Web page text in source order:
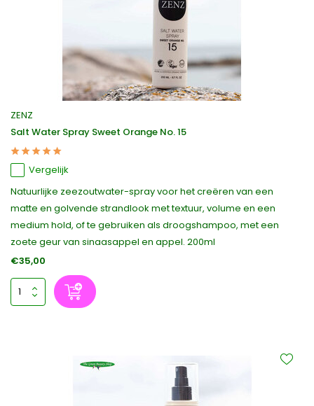
ZENZ
Salt Water Spray Sweet Orange No. 15
Vergelijk
Natuurlijke zeezoutwater-spray voor het creëren van een
matte en golvende strandlook met textuur, volume en een
medium hold, of te gebruiken als droogshampoo, met een
zoete geur van sinaasappel en appel. 200ml
€35,00